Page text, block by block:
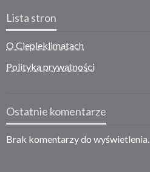
Lista stron
O Ciepleklimatach
Polityka prywatności
Ostatnie komentarze
Brak komentarzy do wyświetlenia.